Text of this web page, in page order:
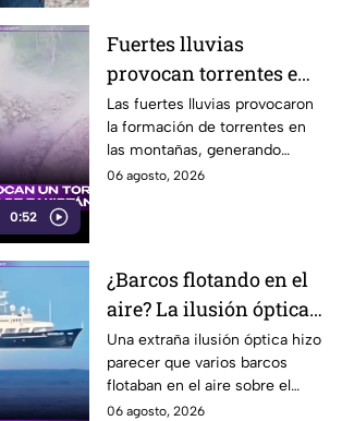
0:52
Fuertes lluvias
provocan torrentes e
inundaciones en una
región montañosa
Las fuertes lluvias provocaron
la formación de torrentes en
las montañas, generando
inundaciones y afectaciones
06 agosto, 2026
¿Barcos flotando en el
aire? La ilusión óptica
que sorprendió a
usuarios en redes
sociales
Una extraña ilusión óptica hizo
parecer que varios barcos
flotaban en el aire sobre el
mar, pero el fenómeno fue
06 agosto, 2026